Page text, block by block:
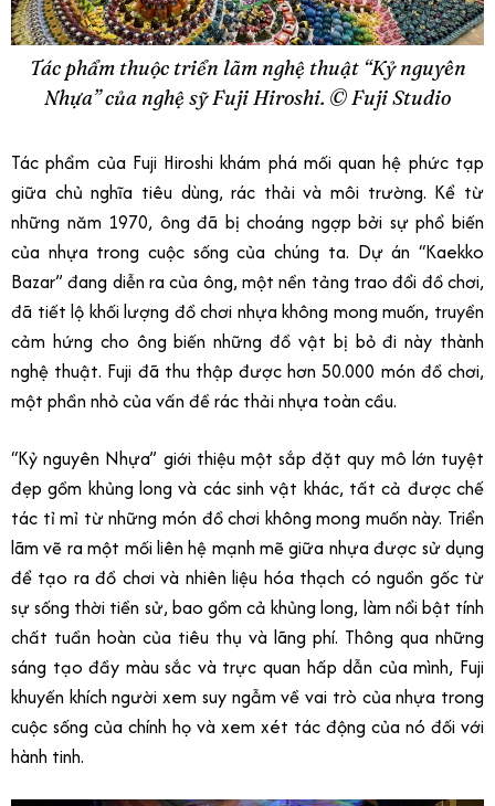
Tác phẩm thuộc triển lãm nghệ thuật “Kỷ nguyên
Nhựa” của nghệ sỹ Fuji Hiroshi. ©️ Fuji Studio
Tác phẩm của Fuji Hiroshi khám phá mối quan hệ phức tạp
giữa chủ nghĩa tiêu dùng, rác thải và môi trường. Kể từ
những năm 1970, ông đã bị choáng ngợp bởi sự phổ biến
của nhựa trong cuộc sống của chúng ta. Dự án “Kaekko
Bazar” đang diễn ra của ông, một nền tảng trao đổi đồ chơi,
đã tiết lộ khối lượng đồ chơi nhựa không mong muốn, truyền
cảm hứng cho ông biến những đồ vật bị bỏ đi này thành
nghệ thuật. Fuji đã thu thập được hơn 50.000 món đồ chơi,
một phần nhỏ của vấn đề rác thải nhựa toàn cầu.
“Kỷ nguyên Nhựa” giới thiệu một sắp đặt quy mô lớn tuyệt
đẹp gồm khủng long và các sinh vật khác, tất cả được chế
tác tỉ mỉ từ những món đồ chơi không mong muốn này. Triển
lãm vẽ ra một mối liên hệ mạnh mẽ giữa nhựa được sử dụng
để tạo ra đồ chơi và nhiên liệu hóa thạch có nguồn gốc từ
sự sống thời tiền sử, bao gồm cả khủng long, làm nổi bật tính
chất tuần hoàn của tiêu thụ và lãng phí. Thông qua những
sáng tạo đầy màu sắc và trực quan hấp dẫn của mình, Fuji
khuyến khích người xem suy ngẫm về vai trò của nhựa trong
cuộc sống của chính họ và xem xét tác động của nó đối với
hành tinh.